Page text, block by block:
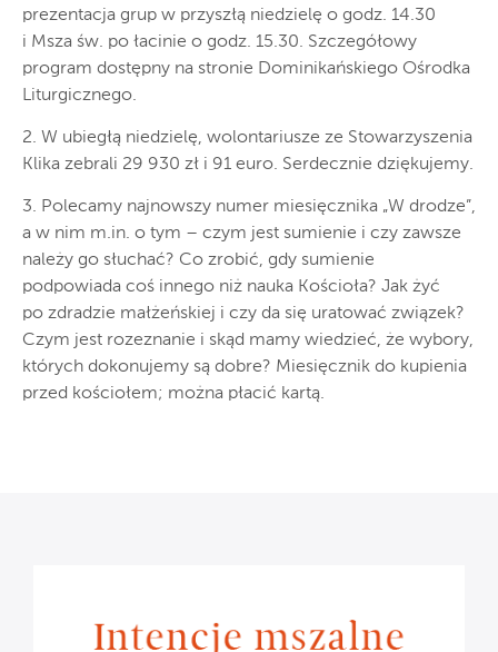
prezentacja grup w przyszłą niedzielę o godz. 14.30
i Msza św. po łacinie o godz. 15.30. Szczegółowy
program dostępny na stronie Dominikańskiego Ośrodka
Liturgicznego.
2. W ubiegłą niedzielę, wolontariusze ze Stowarzyszenia
Klika zebrali 29 930 zł i 91 euro. Serdecznie dziękujemy.
3. Polecamy najnowszy numer miesięcznika „W drodze”,
a w nim m.in. o tym – czym jest sumienie i czy zawsze
należy go słuchać? Co zrobić, gdy sumienie
podpowiada coś innego niż nauka Kościoła? Jak żyć
po zdradzie małżeńskiej i czy da się uratować związek?
Czym jest rozeznanie i skąd mamy wiedzieć, że wybory,
których dokonujemy są dobre? Miesięcznik do kupienia
przed kościołem; można płacić kartą.